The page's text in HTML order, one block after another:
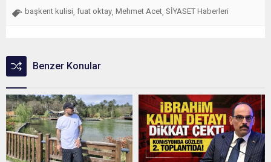
başkent kulisi fuat oktay Mehmet Acet SİYASET Haberleri
Benzer Konular